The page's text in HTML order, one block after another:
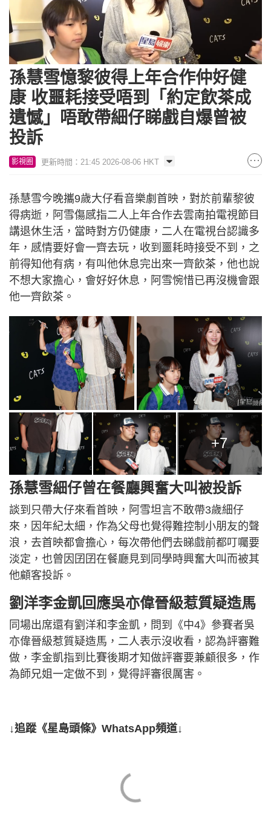
Unmute Loaded:
15.79%
孫慧雪憶黎彼得上年合作仲好健
康 收噩耗接受唔到「約定飲茶成
遺憾」唔敢帶細仔睇戲自爆曾被
投訴
影視圈 更新時間：21:45 2026-08-06 HKT
孫慧雪今晚攜9歲大仔看音樂劇首映，對於前輩黎彼
得病逝，阿雪傷感指二人上年合作去雲南拍電視節目
講退休生活，當時對方仍健康，二人在電視台認識多
年，感情要好會一齊去玩，收到噩耗時接受不到，之
前得知他有病，有叫他休息完出來一齊飲茶，他也說
不想大家擔心，會好好休息，阿雪惋惜已再沒機會跟
他一齊飲茶。
+7
孫慧雪細仔曾在餐廳興奮大叫被投訴
談到只帶大仔來看首映，阿雪坦言不敢帶3歲細仔
來，因年紀太細，作為父母也覺得難控制小朋友的聲
浪，去首映都會擔心，每次帶他們去睇戲前都叮囑要
淡定，也曾因囝囝在餐廳見到同學時興奮大叫而被其
他顧客投訴。
劉洋李金凱回應吳亦偉晉級惹質疑造馬
同場出席還有劉洋和李金凱，問到《中4》參賽者吳
亦偉晉級惹質疑造馬，二人表示沒收看，認為評審難
做，李金凱指到比賽後期才知做評審要兼顧很多，作
為師兄姐一定做不到，覺得評審很厲害。
↓追蹤《星島頭條》WhatsApp頻道↓